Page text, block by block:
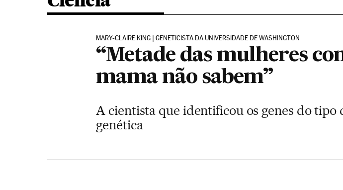
MARY-CLAIRE KING | GENETICISTA DA UNIVERSIDADE DE WASHINGTON
“Metade das mulheres
mama não sabem”
A cientista que identificou os genes do
genética